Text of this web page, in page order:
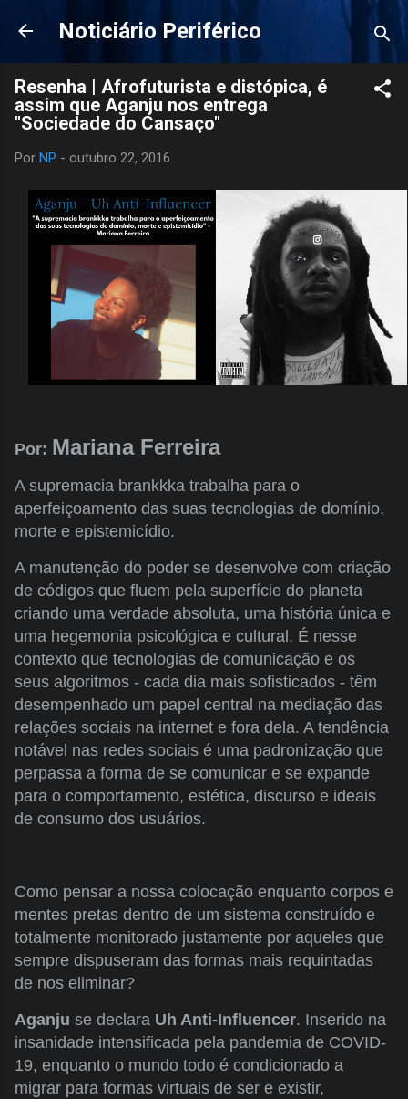
Pular para o conteúdo principal
Noticiário Periférico
Resenha | Afrofuturista e distópica, é
assim que Aganju nos entrega
"Sociedade do Cansaço"
Por NP - outubro 22, 2016
Por: Mariana Ferreira
A supremacia brankkka trabalha para o
aperfeiçoamento das suas tecnologias de domínio,
morte e epistemicídio.
A manutenção do poder se desenvolve com criação
de códigos que fluem pela superfície do planeta
criando uma verdade absoluta, uma história única e
uma hegemonia psicológica e cultural. É nesse
contexto que tecnologias de comunicação e os
seus algoritmos - cada dia mais sofisticados - têm
desempenhado um papel central na mediação das
relações sociais na internet e fora dela. A tendência
notável nas redes sociais é uma padronização que
perpassa a forma de se comunicar e se expande
para o comportamento, estética, discurso e ideais
de consumo dos usuários.
Como pensar a nossa colocação enquanto corpos e
mentes pretas dentro de um sistema construído e
totalmente monitorado justamente por aqueles que
sempre dispuseram das formas mais requintadas
de nos eliminar?
Aganju se declara Uh Anti-Influencer. Inserido na
insanidade intensificada pela pandemia de COVID-
19, enquanto o mundo todo é condicionado a
migrar para formas virtuais de ser e existir,